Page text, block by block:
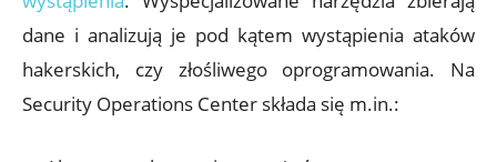
dane i analizują je pod kątem wystąpienia ataków
hakerskich, czy złośliwego oprogramowania. Na
Security Operations Center składa się m.in.: